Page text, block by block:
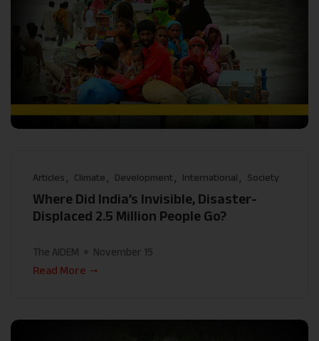
Articles Climate Development International Society
Where Did India’s Invisible, Disaster-
Displaced 2.5 Million People Go?
The AIDEM
November 15
Read More